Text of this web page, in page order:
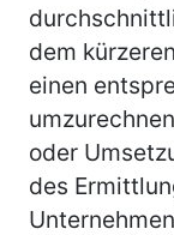
dem
einen
oder
des